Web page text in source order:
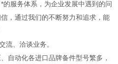
服务体系，为企业发展中遇到的问
，通过我们的不断努力和追求，能
、洽谈业务。
动化各进口品牌备件型号繁多，